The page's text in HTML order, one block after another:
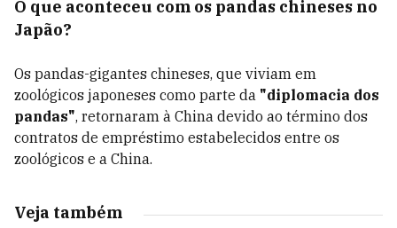
O que aconteceu com os pandas chineses no
Japão?
Os pandas-gigantes chineses, que viviam em
zoológicos japoneses como parte da "diplomacia dos
pandas", retornaram à China devido ao término dos
contratos de empréstimo estabelecidos entre os
zoológicos e a China.
Veja também